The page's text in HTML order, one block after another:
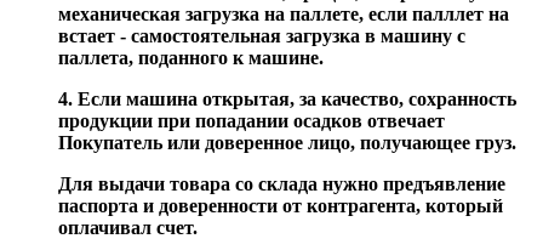
механическая загрузка на паллете, если палллет на
встает - самостоятельная загрузка в машину с
паллета, поданного к машине.
4. Если машина открытая, за качество, сохранность
продукции при попадании осадков отвечает
Покупатель или доверенное лицо, получающее груз.
Для выдачи товара со склада нужно предъявление
паспорта и доверенности от контрагента, который
оплачивал счет.